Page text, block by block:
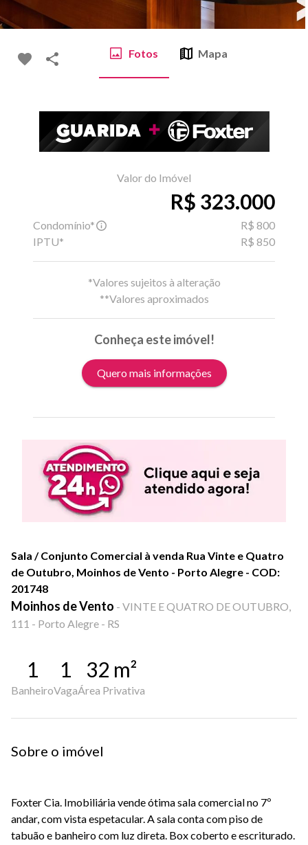
Fotos Mapa
Valor do Imóvel
R$ 323.000
Condomínio*
R$ 800
IPTU*
R$ 850
*Valores sujeitos à alteração
**Valores aproximados
Conheça este imóvel!
Quero mais informações
Sala / Conjunto Comercial à venda Rua Vinte e Quatro
de Outubro, Moinhos de Vento - Porto Alegre - COD:
201748
Moinhos de Vento - VINTE E QUATRO DE OUTUBRO,
111 - Porto Alegre - RS
1
Banheiro
1
Vaga
32 m²
Área Privativa
Sobre o imóvel
Foxter Cia. Imobiliária vende ótima sala comercial no 7º
andar, com vista espetacular. A sala conta com piso de
tabuão e banheiro com luz direta. Box coberto e escriturado.